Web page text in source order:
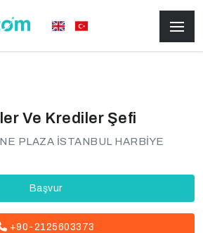
Ve Krediler Şefi
PLAZA İSTANBUL HARBİYE
Başvur
+90-2125603373